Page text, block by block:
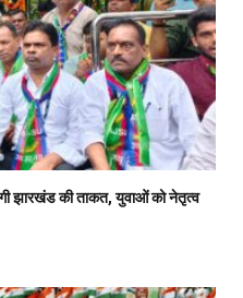
झारखंड की ताकत, युवाओं को नेतृत्व